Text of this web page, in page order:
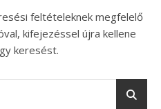
feltételeknek megfelelő
kifejezéssel újra kellene
keresést.